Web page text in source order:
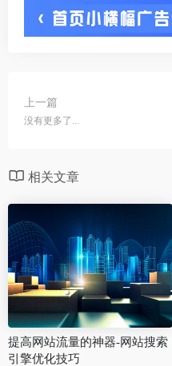
上一篇
没有更多了...
相关文章
提高网站流量的神器-网站搜索
引擎优化技巧